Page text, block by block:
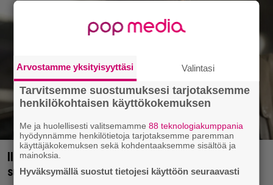
Illalla tv:ssä: Vauhdikasta junatoimintaa – leffa
suututti amerikkalaisen pankkijätin
Arvostamme yksityisyyttäsi Valintasi
Tarvitsemme suostumuksesi tarjotaksemme
henkilökohtaisen käyttökokemuksen
Me ja huolellisesti valitsemamme88 teknologiakumppania
hyödynnämme henkilötietoja tarjotaksemme paremman
käyttäjäkokemuksen sekä kohdentaaksemme sisältöä ja
mainoksia.
Hyväksymällä suostut tietojesi käyttöön seuraavasti